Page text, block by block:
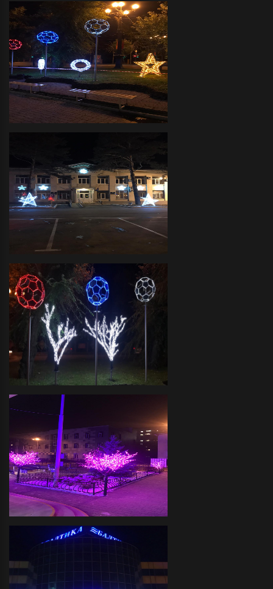
прилегающих территорий
объемными фигурами
Декоративное оформление
прилегающих территорий
объемными фигурами и
светодиодной иллюминацией
Администрация Краснофлотского
района- декоративное
оформление светодиодной
иллюминации фасада и
прилегающей территории
Футбольный клуб -декоративное
оформление светодиодной
иллюминацией прилегающей
территории
ДЮСШ "ОЛИМПИЯ" -
Декоративное оформление
прилегающей территории